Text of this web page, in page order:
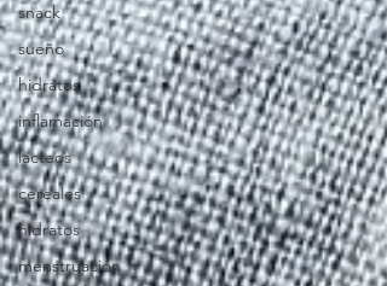
snack
sueño
hidratos
inflamación
lacteos
cereales
hidratos
menstruación